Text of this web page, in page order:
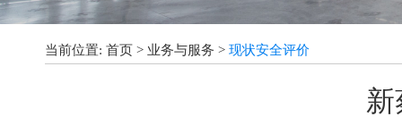
当前位置: 首页 > 业务与服务 > 现状安全评价